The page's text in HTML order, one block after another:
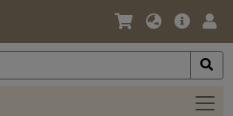
Langue
Devise
Offre